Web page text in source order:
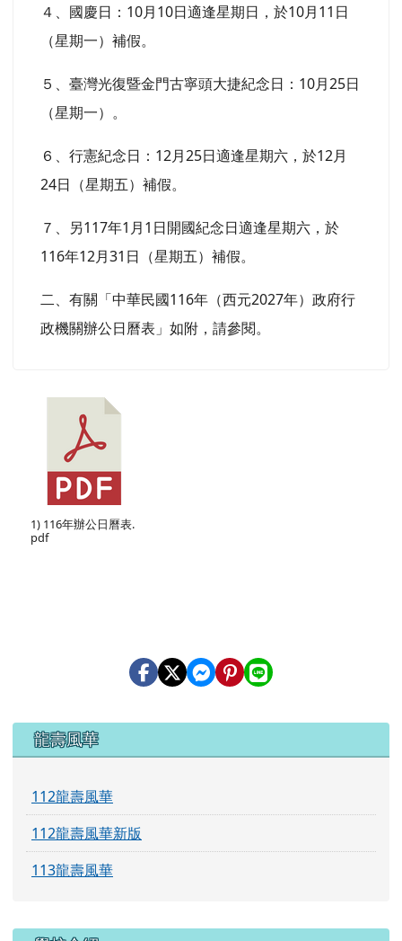
４、國慶日：10月10日適逢星期日，於10月11日
（星期一）補假。
５、臺灣光復暨金門古寧頭大捷紀念日：10月25日
（星期一）。
６、行憲紀念日：12月25日適逢星期六，於12月
24日（星期五）補假。
７、另117年1月1日開國紀念日適逢星期六，於
116年12月31日（星期五）補假。
二、有關「中華民國116年（西元2027年）政府行
政機關辦公日曆表」如附，請參閱。
1) 116年辦公日曆表.
pdf
左邊區域內容
龍壽風華
112龍壽風華
112龍壽風華新版
113龍壽風華